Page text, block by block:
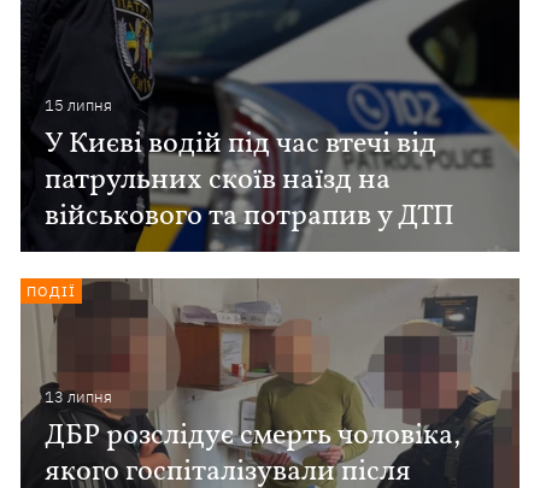
15 липня
У Києві водій під час втечі від
патрульних скоїв наїзд на
військового та потрапив у ДТП
13 липня
ДБР розслідує смерть чоловіка,
якого госпіталізували після
ПОДІЇ